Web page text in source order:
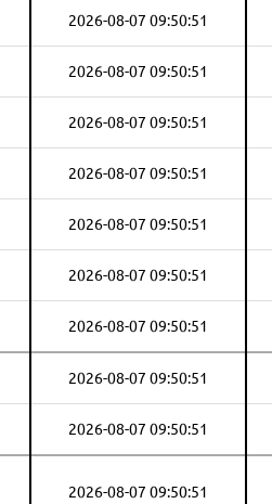
2026-08-07 09:50:51
2026-08-07 09:50:51
2026-08-07 09:50:51
2026-08-07 09:50:51
2026-08-07 09:50:51
2026-08-07 09:50:51
2026-08-07 09:50:51
2026-08-07 09:50:51
2026-08-07 09:50:51
2026-08-07 09:50:51